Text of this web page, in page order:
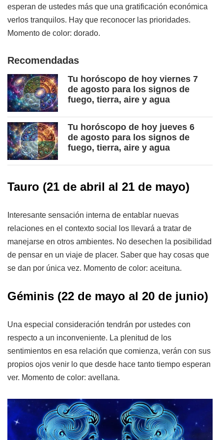
esperan de ustedes más que una gratificación económica
verlos tranquilos. Hay que reconocer las prioridades.
Momento de color: dorado.
Recomendadas
Tu horóscopo de hoy viernes 7
de agosto para los signos de
fuego, tierra, aire y agua
Tu horóscopo de hoy jueves 6
de agosto para los signos de
fuego, tierra, aire y agua
Tauro (21 de abril al 21 de mayo)
Interesante sensación interna de entablar nuevas
relaciones en el contexto social los llevará a tratar de
manejarse en otros ambientes. No desechen la posibilidad
de pensar en un viaje de placer. Saber que hay cosas que
se dan por única vez. Momento de color: aceituna.
Géminis (22 de mayo al 20 de junio)
Una especial consideración tendrán por ustedes con
respecto a un inconveniente. La plenitud de los
sentimientos en esa relación que comienza, verán con sus
propios ojos venir lo que desde hace tanto tiempo esperan
ver. Momento de color: avellana.